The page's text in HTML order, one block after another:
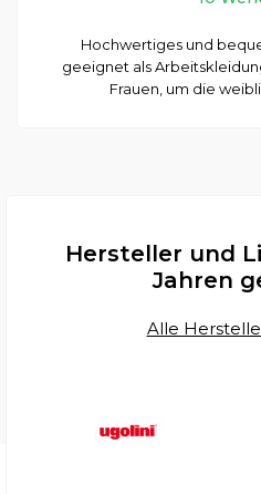
Hochwertiges und
geeignet als
Frauen, um die
Hersteller und
Jahren
Alle